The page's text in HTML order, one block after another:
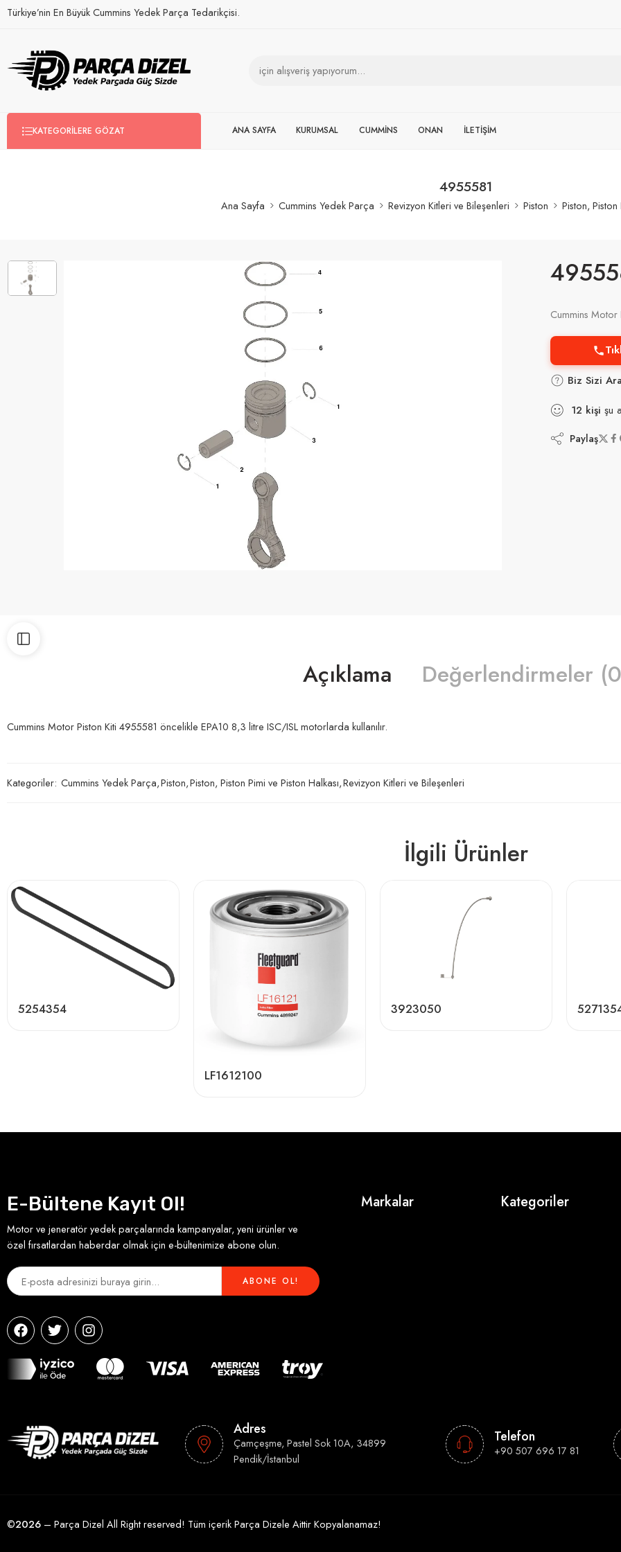
Türkiye’nin En Büyük Cummins Yedek Parça Tedarikçisi.
KATEGORILERE GÖZAT ANA SAYFA KURUMSAL CUMMİNS ONAN İLETİŞİM
4955581
Ana Sayfa Cummins Yedek Parça Revizyon Kitleri ve Bileşenleri Piston Piston, Piston
Cummins
Biz Sizi
12 kişi şu
Paylaş
Açıklama Değerlendirmeler
Cummins Motor Piston Kiti 4955581 öncelikle EPA10 8,3 litre ISC/ISL motorlarda kullanılır.
Kategoriler: Cummins Yedek Parça,Piston,Piston, Piston Pimi ve Piston Halkası,Revizyon Kitleri ve Bileşenleri
İlgili Ürünler
5254354
LF1612100
3923050
E-Bültene Kayıt Ol!
Motor ve jeneratör yedek parçalarında kampanyalar, yeni ürünler ve
özel fırsatlardan haberdar olmak için e-bültenimize abone olun.
Markalar Kategoriler
Adres
Çamçeşme, Pastel Sok 10A, 34899
Pendik/İstanbul
Telefon
+90 507 696 17 81
©2026 – Parça Dizel All Right reserved! Tüm içerik Parça Dizele Aittir Kopyalanamaz!